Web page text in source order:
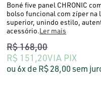
Boné five panel CHRONIC
bolso funcional com zíper na
superior, unindo estilo,
acessório.Ler mais
R$ 151,20VIA PIX
R$ 168,00
6x R$ 28,00sem